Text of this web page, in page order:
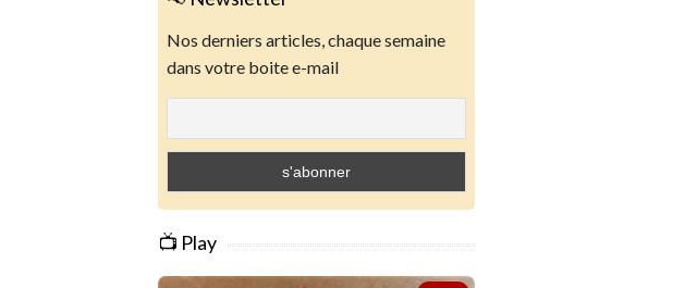
Nos derniers articles, chaque semaine
dans votre boite e-mail
📺 Play